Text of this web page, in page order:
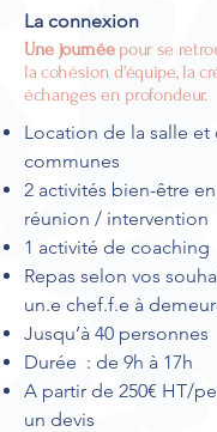
La connexion
Une journéepour se
la cohésion d'équipe, la
échanges en profondeur.
Location de la salle et
communes
2 activités bien-être
réunion / intervention
1 activité de coaching
Repas selon vos
un.e chef.f.e à
Jusqu’à 40 personnes
Durée : de 9h à 17h
A partir de 250€ HT/
un devis